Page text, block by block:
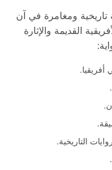
تاريخية ومغامرة في آن
القديمة والإثارة
التاريخية.